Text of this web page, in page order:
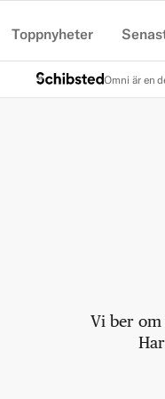
Toppnyheter
Omni är en
Vi ber